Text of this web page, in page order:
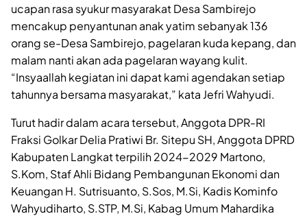
ucapan rasa syukur masyarakat Desa Sambirejo
mencakup penyantunan anak yatim sebanyak 136
orang se-Desa Sambirejo, pagelaran kuda kepang, dan
malam nanti akan ada pagelaran wayang kulit.
“Insyaallah kegiatan ini dapat kami agendakan setiap
tahunnya bersama masyarakat,” kata Jefri Wahyudi.
Turut hadir dalam acara tersebut, Anggota DPR-RI
Fraksi Golkar Delia Pratiwi Br. Sitepu SH, Anggota DPRD
Kabupaten Langkat terpilih 2024-2029 Martono,
S.Kom, Staf Ahli Bidang Pembangunan Ekonomi dan
Keuangan H. Sutrisuanto, S.Sos, M.Si, Kadis Kominfo
Wahyudiharto, S.STP, M.Si, Kabag Umum Mahardika